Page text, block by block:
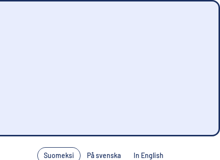
Suomeksi På svenska In English